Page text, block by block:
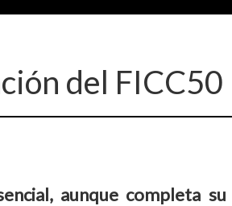
del FICC50
aunque completa su